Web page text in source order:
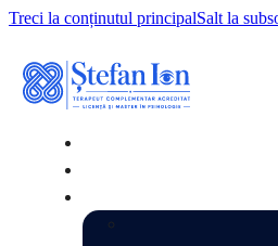
Treci la conținutul principalSalt la